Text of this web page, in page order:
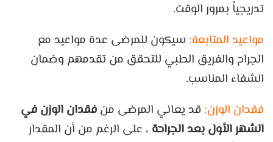
تدريجياً بمرور الوقت.
مواعيد المتابعة: سيكون للمرضى عدة مواعيد مع
الجراح والفريق الطبي للتحقق من تقدمهم وضمان
الشفاء المناسب.
فقدان الوزن: قد يعاني المرضى من فقدان الوزن في
الشهر الأول بعد الجراحة ، على الرغم من أن المقدار